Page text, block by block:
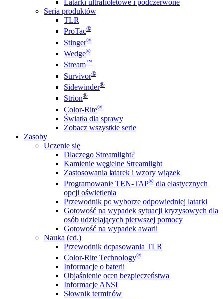
Latarki ultrafioletowe i podczerwone
Seria produktów
TLR
ProTac®
Stinger®
Wedge®
Stream™
Survivor®
Sidewinder®
Strion®
Color-Rite®
Światła dla sprawy
Zobacz wszystkie serie
Zasoby
Uczenie się
Dlaczego Streamlight?
Kamienie węgielne Streamlight
Zastosowania latarek i wzory wiązek
Programowanie TEN-TAP® dla elastycznych
opcji oświetlenia
Przewodnik po wyborze odpowiedniej latarki
Gotowość na wypadek sytuacji kryzysowych dla
osób udzielających pierwszej pomocy
Gotowość na wypadek awarii
Nauka (cd.)
Przewodnik dopasowania TLR
Color-Rite Technology®
Informacje o baterii
Objaśnienie ocen bezpieczeństwa
Informacje ANSI
Słownik terminów